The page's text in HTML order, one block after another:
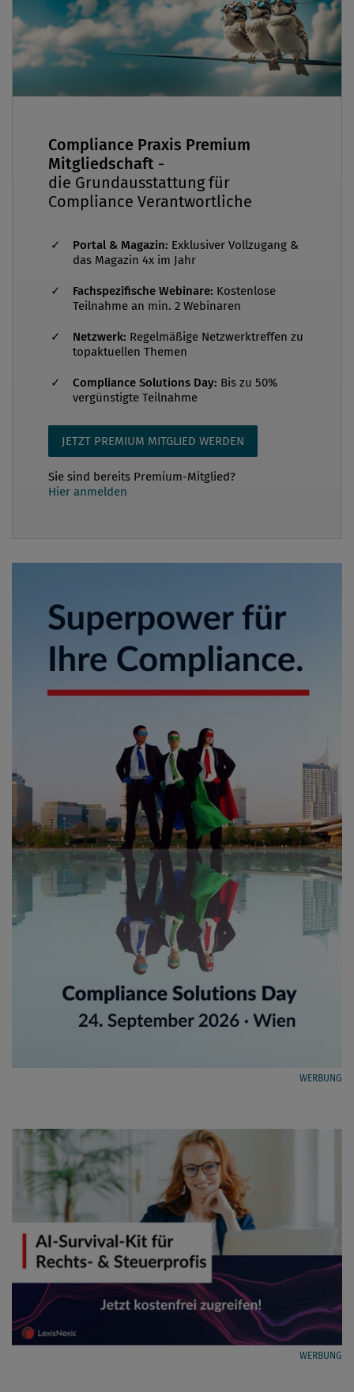
Compliance Praxis Premium
Mitgliedschaft -
die Grundausstattung für
Compliance Verantwortliche
Portal & Magazin: Exklusiver Vollzugang &
das Magazin 4x im Jahr
Fachspezifische Webinare: Kostenlose
Teilnahme an min. 2 Webinaren
Netzwerk: Regelmäßige Netzwerktreffen zu
topaktuellen Themen
Compliance Solutions Day: Bis zu 50%
vergünstigte Teilnahme
JETZT PREMIUM MITGLIED WERDEN
Sie sind bereits Premium-Mitglied?
Hier anmelden
WERBUNG
WERBUNG